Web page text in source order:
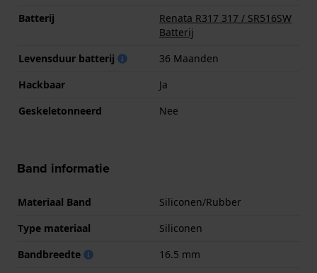
Batterij
Renata R317 317 / SR516SW
Batterij
Levensduur batterij
36 Maanden
Hackbaar
Ja
Geskeletonneerd
Nee
Band informatie
Materiaal Band
Siliconen/Rubber
Type materiaal
Siliconen
Bandbreedte
16.5 mm